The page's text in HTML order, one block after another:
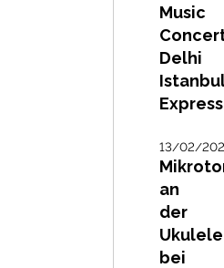
Music
Delhi
Express
13/02/
an
der
Ukulele
bei